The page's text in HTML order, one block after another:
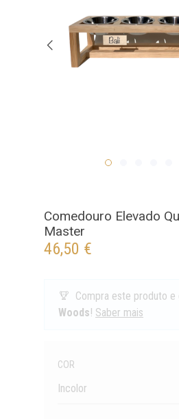
Comedouro Elevado
Master
46,50 €
Compra este produto e
Woods! Saber mais
Quantidade
COR
Incolor